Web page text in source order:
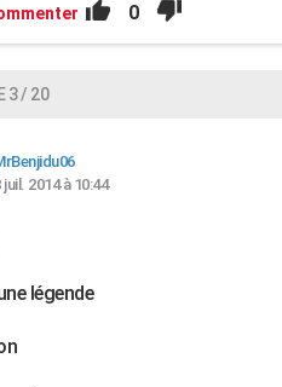
0
3 / 20
juil. 2014 à 10:44
légende